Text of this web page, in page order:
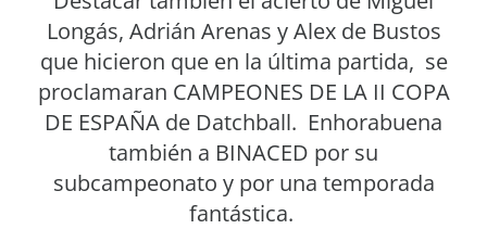
Longás, Adrián Arenas y Alex de Bustos
que hicieron que en la última partida, se
proclamaran CAMPEONES DE LA II COPA
DE ESPAÑA de Datchball. Enhorabuena
también a BINACED por su
subcampeonato y por una temporada
fantástica.